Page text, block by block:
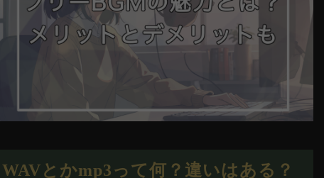
WAVとかmp3って何？違いはある？